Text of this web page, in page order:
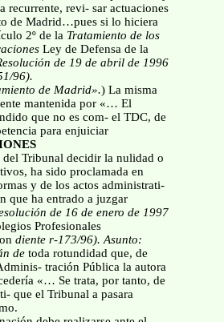
recurrente, revi- sar actuaciones
de Madrid…pues si lo hiciera
2º de la Tratamiento de los
Ley de Defensa de la
de 19 de abril de 1996
96).
de Madrid».) La misma
mantenida por «… El
que no es com- el TDC, de
para enjuiciar
del Tribunal decidir la nulidad o
ha sido proclamada en
y de los actos administrati-
que ha entrado a juzgar
de 16 de enero de 1997
Profesionales
diente r-173/96). Asunto:
detoda rotundidad que, de
tración Pública la autora
«… Se trata, por tanto, de
que el Tribunal a pasara